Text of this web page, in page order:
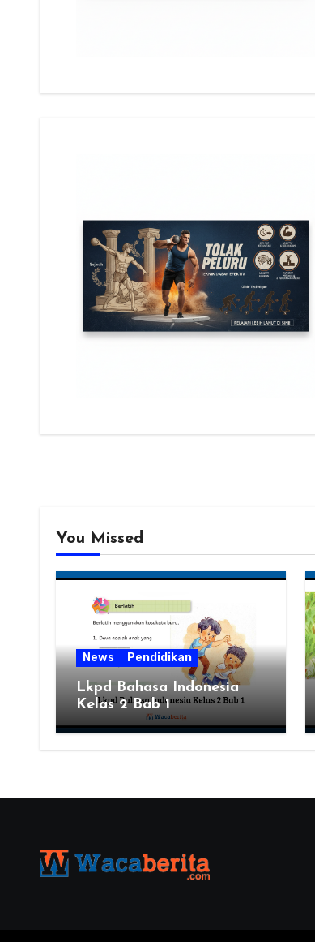
You Missed
News Pendidikan
Lkpd Bahasa Indonesia
Kelas 2 Bab 1